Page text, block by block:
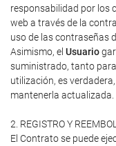
responsabilidad por los
web a través de la
uso de las contraseñas
Asimismo, el Usuario
suministrado, tanto
utilización, es
mantenerla actualizada.
2. REGISTRO Y
El Contrato se puede